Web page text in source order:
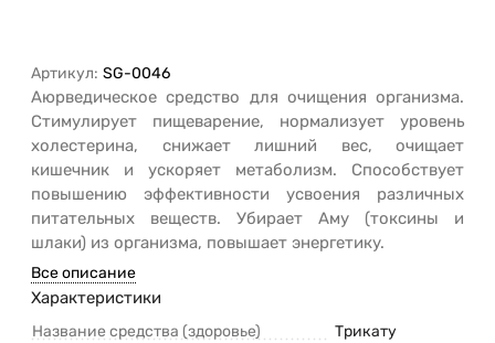
Артикул: SG-0046
Аюрведическое средство для очищения организма.
Стимулирует пищеварение, нормализует уровень
холестерина, снижает лишний вес, очищает
кишечник и ускоряет метаболизм. Способствует
повышению эффективности усвоения различных
питательных веществ. Убирает Аму (токсины и
шлаки) из организма, повышает энергетику.
Все описание
Характеристики
Название средства (здоровье) Трикату